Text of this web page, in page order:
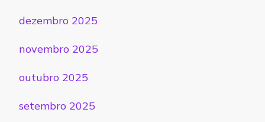
dezembro 2025
novembro 2025
outubro 2025
setembro 2025